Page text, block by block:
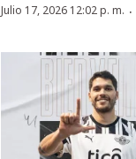
Julio 17, 2026 12:02 p. m. ·